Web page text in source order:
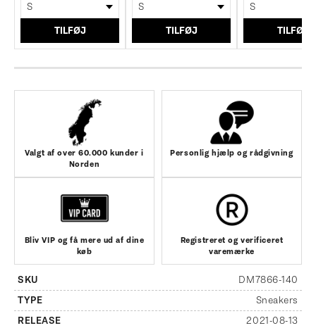
TILFØJ TILFØJ TILFØJ
Valgt af over 60.000 kunder i
Norden
Personlig hjælp og rådgivning
Bliv VIP og få mere ud af dine
køb
Registreret og verificeret
varemærke
SKU
DM7866-140
TYPE
Sneakers
RELEASE
2021-08-13